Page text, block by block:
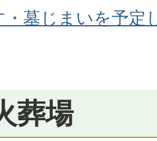
・墓じまいを予定
葬場